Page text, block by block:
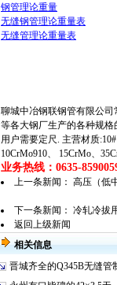
钢管理论重量
无缝钢管理论重量表
无缝管理论重量表
聊城中冶钢联钢管有限公
等各大钢厂生产的各种规格
用户需要定尺. 主营材质
10CrMo910、 15CrMo、
业务热线：0635-
上一条新闻： 高压（低
下一条新闻： 冷轧冷拔
返回上级新闻
相关信息
晋城齐全的Q345B无缝管